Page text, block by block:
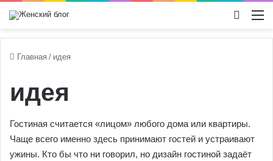
Главная / идея
идея
Гостиная считается «лицом» любого дома или квартиры.
Чаще всего именно здесь принимают гостей и устраивают
ужины. Кто бы что ни говорил, но дизайн гостиной задаёт